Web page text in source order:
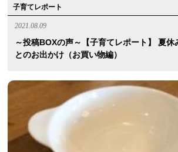
子育てレポート
2021.08.09
～投稿BOXの声～【子育てレポート】 夏休
とのお出かけ（お買い物編）